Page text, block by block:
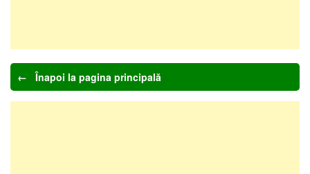
← Înapoi la pagina principală